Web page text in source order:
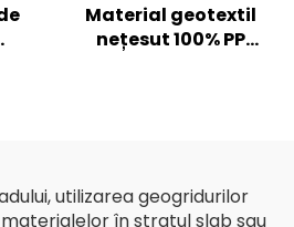
Material geotextil
nețesut 100% PP
utilizarea geogridurilor
în stratul slab sau